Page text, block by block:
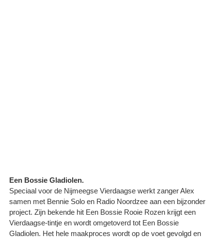
Een Bossie Gladiolen.
Speciaal voor de Nijmeegse Vierdaagse werkt zanger Alex
samen met Bennie Solo en Radio Noordzee aan een bijzonder
project. Zijn bekende hit Een Bossie Rooie Rozen krijgt een
Vierdaagse-tintje en wordt omgetoverd tot Een Bossie
Gladiolen. Het hele maakproces wordt op de voet gevolgd en